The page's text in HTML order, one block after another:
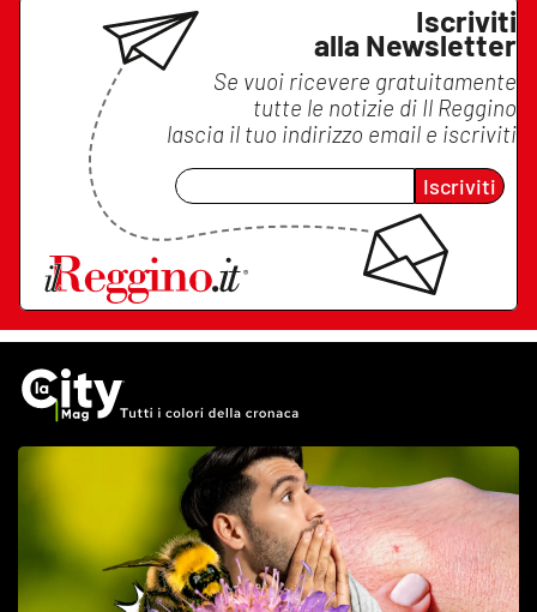
Iscriviti
alla Newsletter
Se vuoi ricevere gratuitamente
tutte le notizie di Il Reggino
lascia il tuo indirizzo email e iscriviti
Iscriviti